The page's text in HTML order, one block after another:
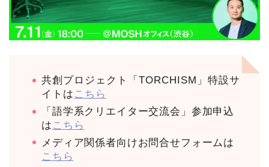
共創プロジェクト「TORCHISM」特設サ
イトは こちら
「語学系クリエイター交流会」参加申込
は こちら
メディア関係者向けお問合せフォームは
こちら